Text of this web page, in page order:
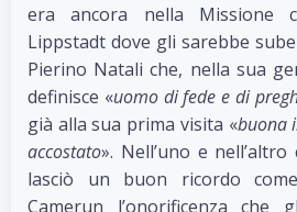
era ancora nella Missione
Lippstadt dove gli sarebbe
Pierino Natali che, nella sua
definisce «uomo di fede e di
già alla sua prima visita «buona
accostato». Nell’uno e nell’altro
lasciò un buon ricordo
Camerun l’onorificenza